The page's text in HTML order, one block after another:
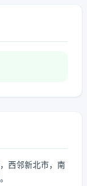
西邻新北市，南